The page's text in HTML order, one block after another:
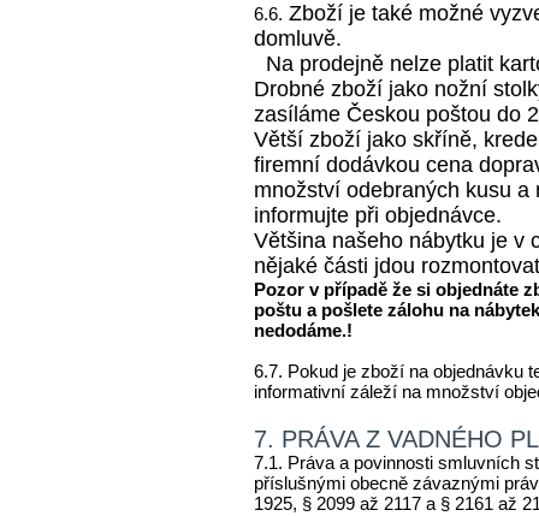
6.6. Zboží je také možné
domluvě.
Na prodejně nelze platit
Drobné zboží jako nožní
zasíláme Českou poštou do
Větší zboží jako skříně,
firemní dodávkou cena
množství odebraných kusu
informujte při objednávce.
Většina našeho nábytku je v
nějaké části jdou
Pozor v případě že si objednáte
poštu a pošlete zálohu na
nedodáme.!
6.7. Pokud je zboží na objednávku
informativní záleží na množství
7. PRÁVA Z VADNÉHO
7.1. Práva a povinnosti smluvních
příslušnými obecně závaznými
1925, § 2099 až 2117 a § 2161 až